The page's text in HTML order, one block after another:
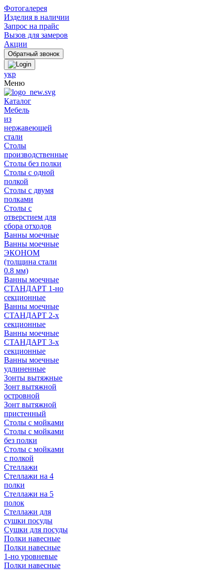
Фотогалерея
Изделия в наличии
Запрос на прайс
Вызов для замеров
Акции
укр
Меню
Каталог
Мебель
из
нержавеющей
стали
Столы
производственные
Столы без полки
Столы с одной
полкой
Столы с двумя
полками
Столы с
отверстием для
сбора отходов
Ванны моечные
Ванны моечные
ЭКОНОМ
(толщина стали
0.8 мм)
Ванны моечные
СТАНДАРТ 1-но
секционные
Ванны моечные
СТАНДАРТ 2-х
секционные
Ванны моечные
СТАНДАРТ 3-х
секционные
Ванны моечные
удлиненные
Зонты вытяжные
Зонт вытяжной
островной
Зонт вытяжной
пристенный
Столы с мойками
Столы с мойками
без полки
Столы с мойками
с полкой
Стеллажи
Стеллажи на 4
полки
Стеллажи на 5
полок
Стеллажи для
сушки посуды
Сушки для посуды
Полки навесные
Полки навесные
1-но уровневые
Полки навесные